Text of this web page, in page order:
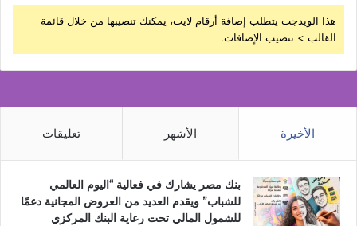
هذا الويدجت يتطلب إضافة أرقام لايت، يمكنك تنصيبها من خلال قائمة
القالب > تنصيب الإضافات.
الأخيرة الأشهر تعليقات
بنك مصر يشارك في فعالية “اليوم العالمي
للشباب” ويقدم العديد من العروض المجانية دعمًا
للشمول المالي تحت رعاية البنك المركزي